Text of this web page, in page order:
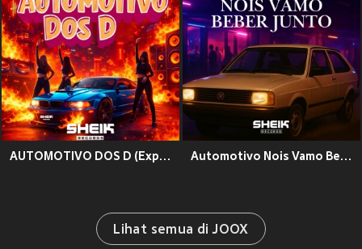
AUTOMOTIVO DOS D (Explicit) Automotivo Nois Vamo Beber Junto (Explicit)
Lihat semua di JOOX